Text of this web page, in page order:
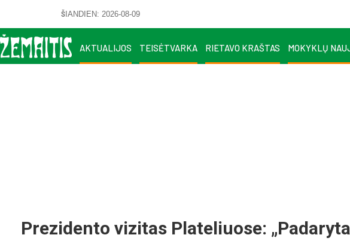
ŠIANDIEN: 2026-08-09
AKTUALIJOS TEISĖTVARKA RIETAVO KRAŠTAS MOKYKLŲ
Prezidento vizitas Plateliuose: